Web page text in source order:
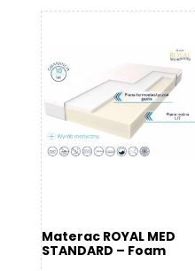
od
119 zł
do
11
670 zł
Materac ROYAL MED
STANDARD – Foam